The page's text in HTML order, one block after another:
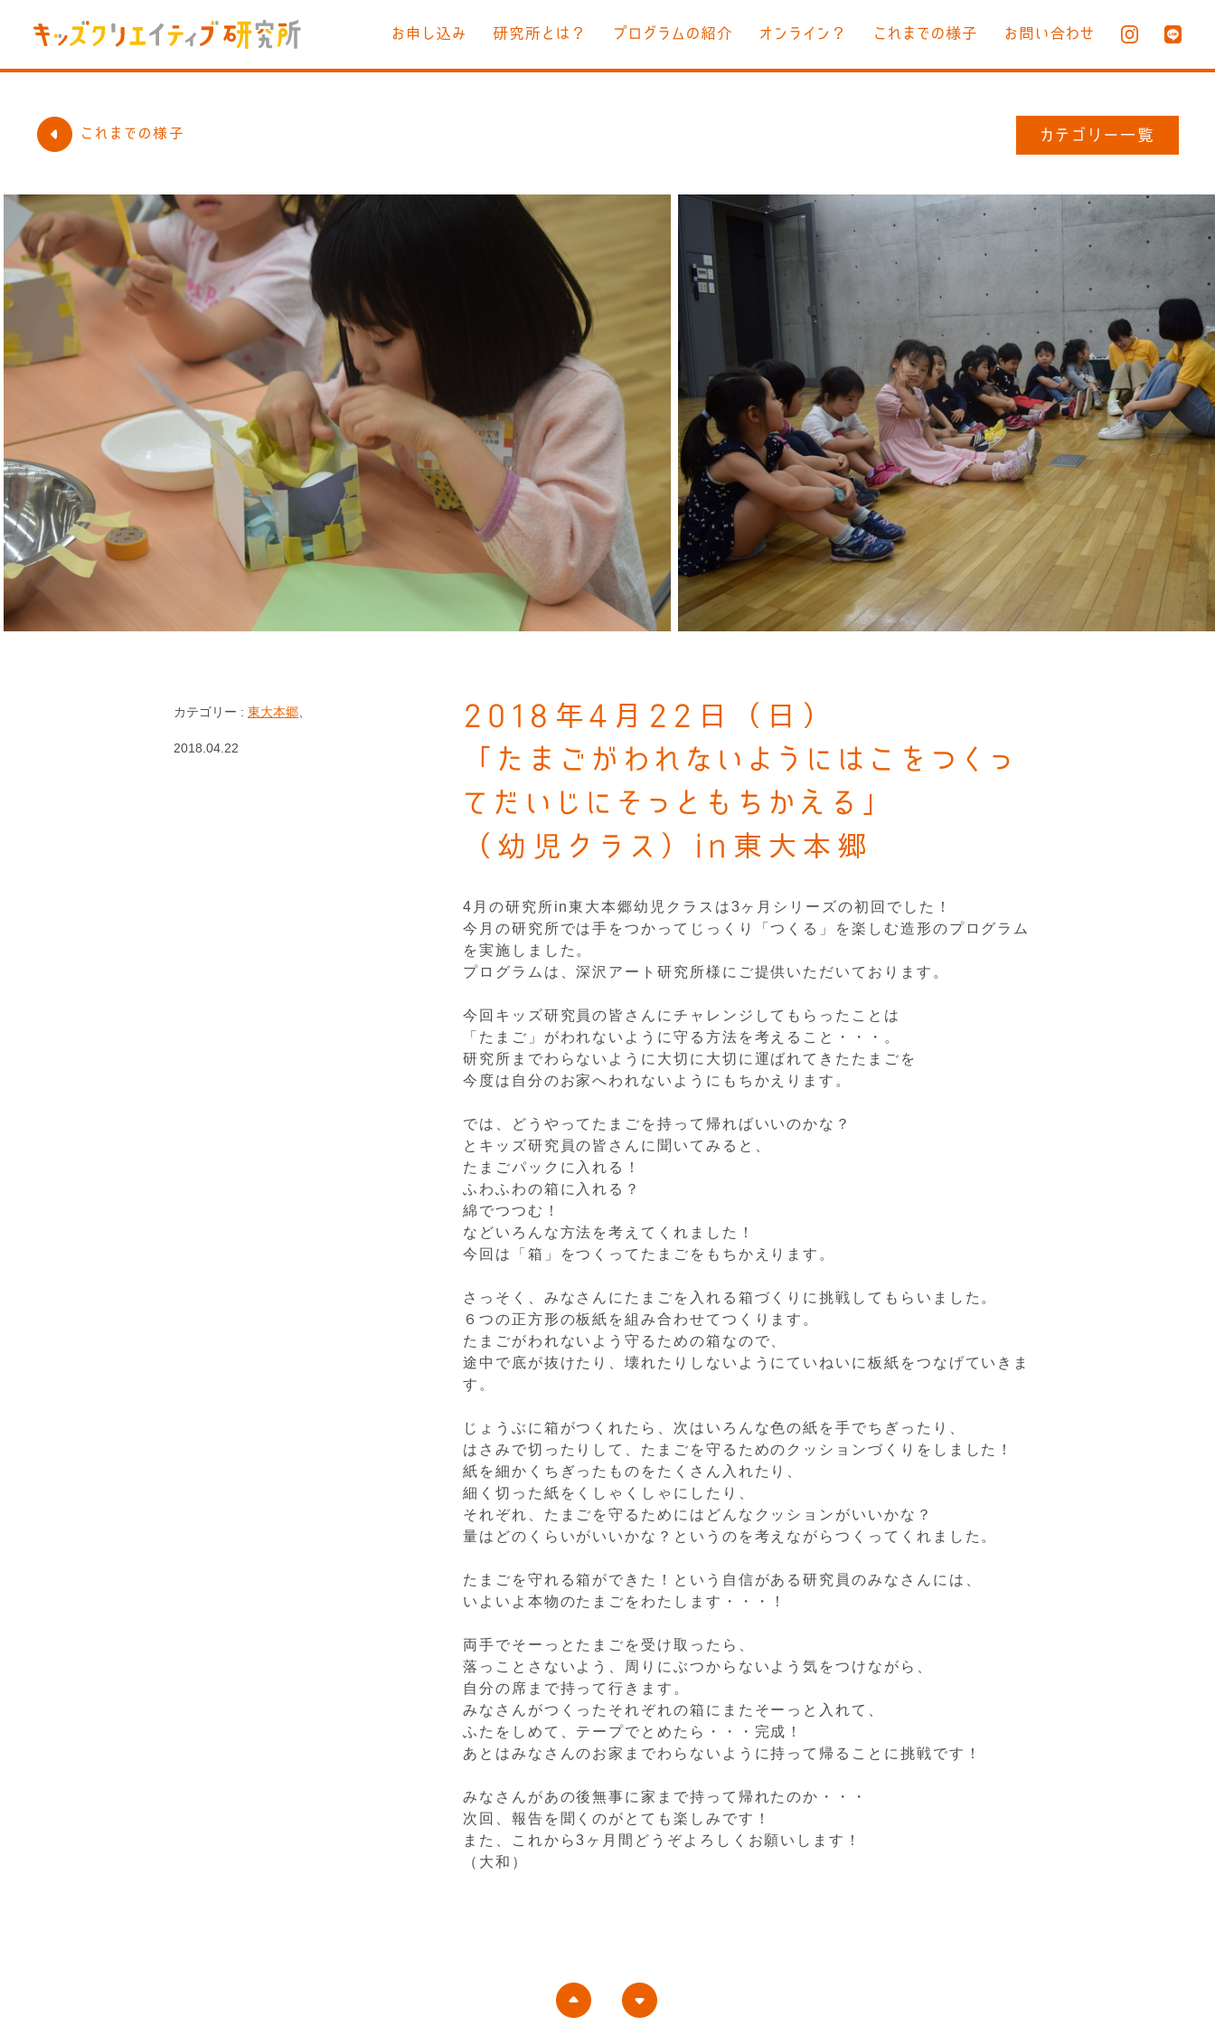
お申し込み 研究所とは？ プログラムの紹介 オンライン？ これまでの様子 お問い合わせ
これまでの様子 カテゴリー一覧
2018年4月22日（日）
「たまごがわれないようにはこをつくっ
てだいじにそっともちかえる」
（幼児クラス）in東大本郷
4月の研究所in東大本郷幼児クラスは3ヶ月シリーズの初回でした！
今月の研究所では手をつかってじっくり「つくる」を楽しむ造形のプログラム
を実施しました。
プログラムは、深沢アート研究所様にご提供いただいております。
今回キッズ研究員の皆さんにチャレンジしてもらったことは
「たまご」がわれないように守る方法を考えること・・・。
研究所までわらないように大切に大切に運ばれてきたたまごを
今度は自分のお家へわれないようにもちかえります。
では、どうやってたまごを持って帰ればいいのかな？
とキッズ研究員の皆さんに聞いてみると、
たまごパックに入れる！
ふわふわの箱に入れる？
綿でつつむ！
などいろんな方法を考えてくれました！
今回は「箱」をつくってたまごをもちかえります。
さっそく、みなさんにたまごを入れる箱づくりに挑戦してもらいました。
６つの正方形の板紙を組み合わせてつくります。
たまごがわれないよう守るための箱なので、
途中で底が抜けたり、壊れたりしないようにていねいに板紙をつなげていきま
す。
じょうぶに箱がつくれたら、次はいろんな色の紙を手でちぎったり、
はさみで切ったりして、たまごを守るためのクッションづくりをしました！
紙を細かくちぎったものをたくさん入れたり、
細く切った紙をくしゃくしゃにしたり、
それぞれ、たまごを守るためにはどんなクッションがいいかな？
量はどのくらいがいいかな？というのを考えながらつくってくれました。
たまごを守れる箱ができた！という自信がある研究員のみなさんには、
いよいよ本物のたまごをわたします・・・！
両手でそーっとたまごを受け取ったら、
落っことさないよう、周りにぶつからないよう気をつけながら、
自分の席まで持って行きます。
みなさんがつくったそれぞれの箱にまたそーっと入れて、
ふたをしめて、テープでとめたら・・・完成！
あとはみなさんのお家までわらないように持って帰ることに挑戦です！
みなさんがあの後無事に家まで持って帰れたのか・・・
次回、報告を聞くのがとても楽しみです！
また、これから3ヶ月間どうぞよろしくお願いします！
（大和）
カテゴリー : 東大本郷
2018.04.22